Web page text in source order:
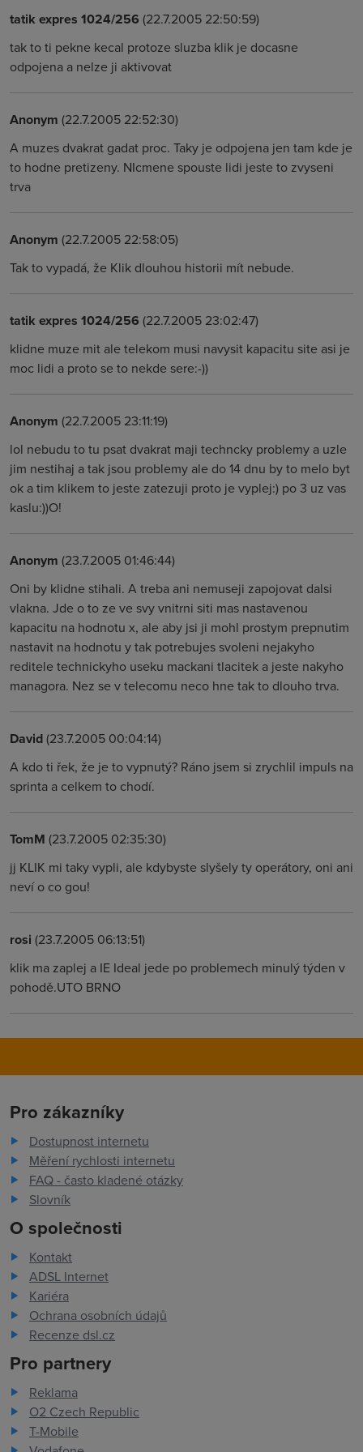
tatik expres 1024/256 (22.7.2005 22:50:59)
tak to ti pekne kecal protoze sluzba klik je docasne
odpojena a nelze ji aktivovat
Anonym (22.7.2005 22:52:30)
A muzes dvakrat gadat proc. Taky je odpojena jen tam kde je
to hodne pretizeny. NIcmene spouste lidi jeste to zvyseni
trva
Anonym (22.7.2005 22:58:05)
Tak to vypadá, že Klik dlouhou historii mít nebude.
tatik expres 1024/256 (22.7.2005 23:02:47)
klidne muze mit ale telekom musi navysit kapacitu site asi je
moc lidi a proto se to nekde sere:-))
Anonym (22.7.2005 23:11:19)
lol nebudu to tu psat dvakrat maji techncky problemy a uzle
jim nestihaj a tak jsou problemy ale do 14 dnu by to melo byt
ok a tim klikem to jeste zatezuji proto je vyplej:) po 3 uz vas
kaslu:))O!
Anonym (23.7.2005 01:46:44)
Oni by klidne stihali. A treba ani nemuseji zapojovat dalsi
vlakna. Jde o to ze ve svy vnitrni siti mas nastavenou
kapacitu na hodnotu x, ale aby jsi ji mohl prostym prepnutim
nastavit na hodnotu y tak potrebujes svoleni nejakyho
reditele technickyho useku mackani tlacitek a jeste nakyho
managora. Nez se v telecomu neco hne tak to dlouho trva.
David(23.7.2005 00:04:14)
A kdo ti řek, že je to vypnutý? Ráno jsem si zrychlil impuls na
sprinta a celkem to chodí.
TomM (23.7.2005 02:35:30)
jj KLIK mi taky vypli, ale kdybyste slyšely ty operátory, oni ani
neví o co gou!
rosi (23.7.2005 06:13:51)
klik ma zaplej a IE Ideal jede po problemech minulý týden v
pohodě.UTO BRNO
Pro zákazníky
Dostupnost internetu
Měření rychlosti internetu
FAQ - často kladené otázky
Slovník
O společnosti
Kontakt
ADSL Internet
Kariéra
Ochrana osobních údajů
Recenze dsl.cz
Pro partnery
Reklama
O2 Czech Republic
T-Mobile